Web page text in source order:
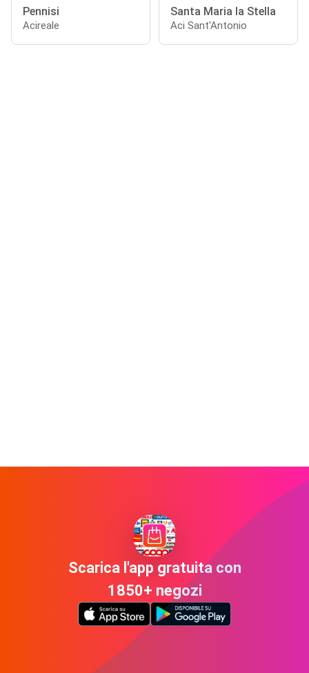
Pennisi
Acireale
Santa Maria la Stella
Aci Sant'Antonio
Scarica l'app gratuita con
1850+ negozi